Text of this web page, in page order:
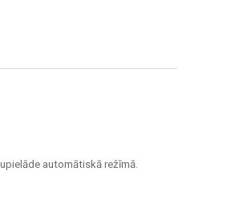
automātiskā režīmā.